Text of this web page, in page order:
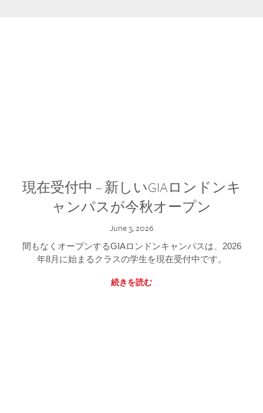
現在受付中 – 新しいGIAロンドンキ
ャンパスが今秋オープン
June 3, 2026
間もなくオープンするGIAロンドンキャンパスは、2026
年8月に始まるクラスの学生を現在受付中です。
続きを読む